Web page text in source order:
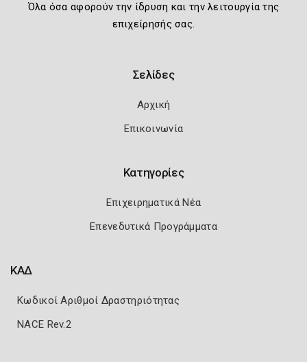
Όλα όσα αφορούν την ίδρυση και την λειτουργία της
επιχείρησής σας.
Σελίδες
Αρχική
Επικοινωνία
Κατηγορίες
Επιχειρηματικά Νέα
Επενεδυτικά Προγράμματα
ΚΑΔ
Κωδικοί Αριθμοί Δραστηριότητας
NACE Rev.2